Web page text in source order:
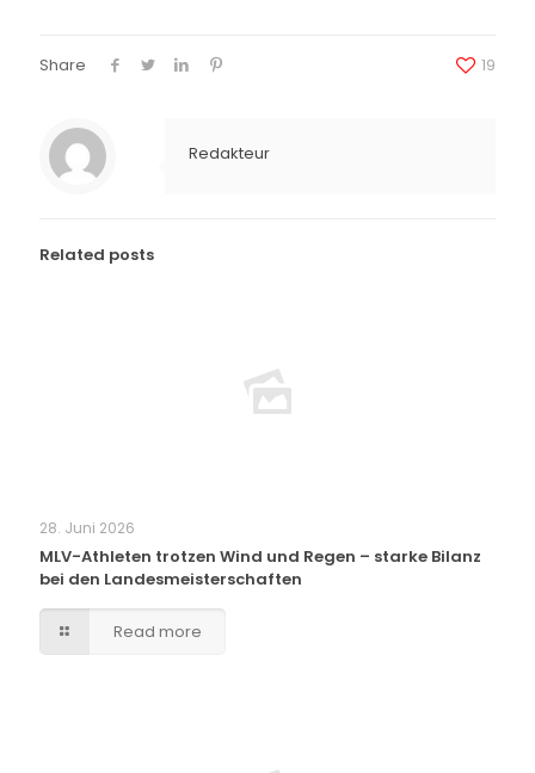
Share 19
Redakteur
Related posts
28. Juni 2026
MLV-Athleten trotzen Wind und Regen – starke Bilanz
bei den Landesmeisterschaften
Read more